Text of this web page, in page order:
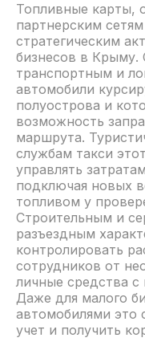
Топливные карты,
партнерским
стратегическим
бизнесов в
транспортным и
автомобили
полуострова и
возможность
маршрута.
службам такси
управлять
подключая новых
топливом у
Строительным и
разъездным
контролировать
сотрудников от
личные средства
Даже для малого
автомобилями это
учет и получить